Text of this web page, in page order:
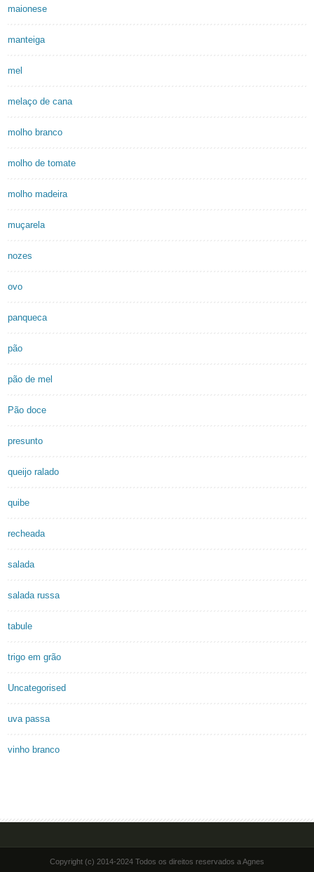
maionese
manteiga
mel
melaço de cana
molho branco
molho de tomate
molho madeira
muçarela
nozes
ovo
panqueca
pão
pão de mel
Pão doce
presunto
queijo ralado
quibe
recheada
salada
salada russa
tabule
trigo em grão
Uncategorised
uva passa
vinho branco
Copyright (c) 2014-2024 Todos os direitos reservados a Agnes